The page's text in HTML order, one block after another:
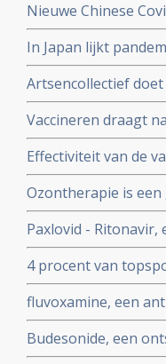
doorgeven van virus.
Nieuwe Chinese
Covid-19 -
Chinese
In Japan lijkt
gemuteerd of
Artsencollectief
de druk op de zorg
Vaccineren draagt
vaccineren lijkt juist
stimuleren. Bewijst
Effectiviteit van de
onder 800.000
Ozontherapie is
virussen - de
SARS-CoV-2 aan te
Paxlovid -
ziekenhuisopname
tijd wordt
4 procent van
na lichte klachten
fluvoxamine, een
het risico op
met de ziekte om
Budesonide, een
astmapatienten,